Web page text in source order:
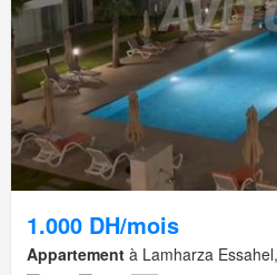
1.000 DH/mois
Appartement à Lamharza